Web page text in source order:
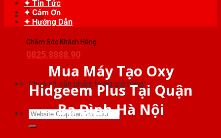
Chăm Sóc Khách Hàng
0825.8888.90
Chưa có sản phẩm trong giỏ hàng.
Tìm
kiếm:
✦ Tin Tức
✦ Cảm Ơn
✦ Hướng Dẫn
Mua Máy Tạo Oxy
Hidgeem Plus Tại Quận
Ba Đình Hà Nội